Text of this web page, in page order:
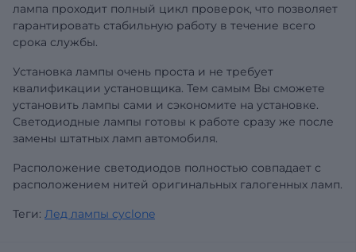
лампа проходит полный цикл проверок, что позволяет
гарантировать стабильную работу в течение всего
срока службы.
Установка лампы очень проста и не требует
квалификации установщика. Тем самым Вы сможете
установить лампы сами и сэкономите на установке.
Светодиодные лампы готовы к работе сразу же после
замены штатных ламп автомобиля.
Расположение светодиодов полностью совпадает с
расположением нитей оригинальных галогенных ламп.
Теги: Лед лампы cyclone